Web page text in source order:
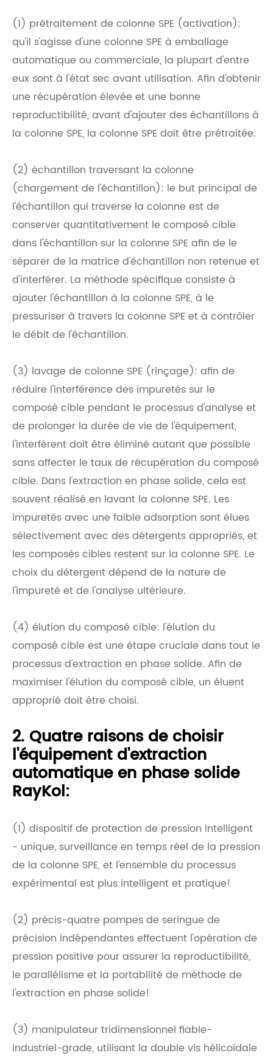
(1) prétraitement de colonne SPE (activation):
qu'il s'agisse d'une colonne SPE à emballage
automatique ou commerciale, la plupart d'entre
eux sont à l'état sec avant utilisation. Afin d'obtenir
une récupération élevée et une bonne
reproductibilité, avant d'ajouter des échantillons à
la colonne SPE, la colonne SPE doit être prétraitée.
(2) échantillon traversant la colonne
(chargement de l'échantillon): le but principal de
l'échantillon qui traverse la colonne est de
conserver quantitativement le composé cible
dans l'échantillon sur la colonne SPE afin de le
séparer de la matrice d'échantillon non retenue et
d'interférer. La méthode spécifique consiste à
ajouter l'échantillon à la colonne SPE, à le
pressuriser à travers la colonne SPE et à contrôler
le débit de l'échantillon.
(3) lavage de colonne SPE (rinçage): afin de
réduire l'interférence des impuretés sur le
composé cible pendant le processus d'analyse et
de prolonger la durée de vie de l'équipement,
l'interférent doit être éliminé autant que possible
sans affecter le taux de récupération du composé
cible. Dans l'extraction en phase solide, cela est
souvent réalisé en lavant la colonne SPE. Les
impuretés avec une faible adsorption sont élues
sélectivement avec des détergents appropriés, et
les composés cibles restent sur la colonne SPE. Le
choix du détergent dépend de la nature de
l'impureté et de l'analyse ultérieure.
(4) élution du composé cible: l'élution du
composé cible est une étape cruciale dans tout le
processus d'extraction en phase solide. Afin de
maximiser l'élution du composé cible, un éluent
approprié doit être choisi.
2. Quatre raisons de choisir
l'équipement d'extraction
automatique en phase solide
RayKol:
(1) dispositif de protection de pression Intelligent
- unique, surveillance en temps réel de la pression
de la colonne SPE, et l'ensemble du processus
expérimental est plus intelligent et pratique!
(2) précis-quatre pompes de seringue de
précision indépendantes effectuent l'opération de
pression positive pour assurer la reproductibilité,
le parallélisme et la portabilité de méthode de
l'extraction en phase solide!
(3) manipulateur tridimensionnel fiable-
industriel-grade, utilisant la double vis hélicoïdale